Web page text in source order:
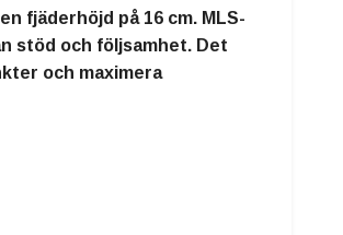
fjäderhöjd på 16 cm. MLS-
stöd och följsamhet. Det
och maximera